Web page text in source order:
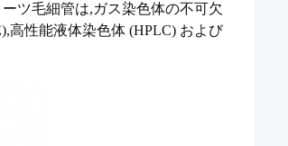
ツ毛細管は,ガス染色体の不可欠
高性能液体染色体 (HPLC) および